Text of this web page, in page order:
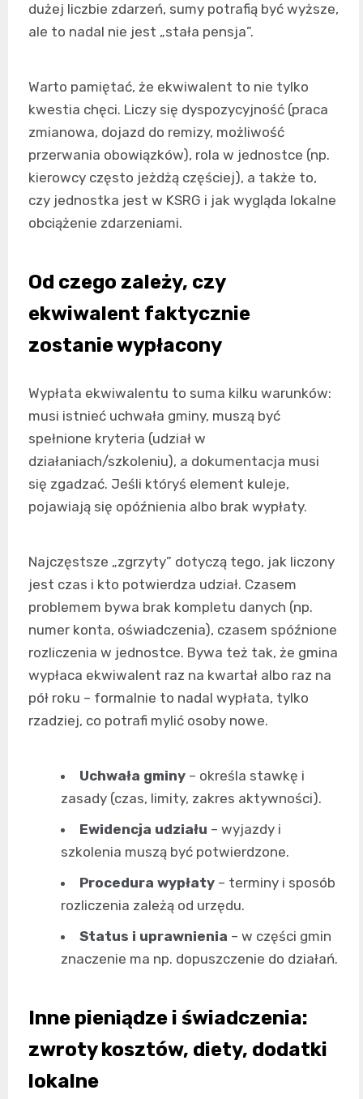
dużej liczbie zdarzeń, sumy potrafią być wyższe,
ale to nadal nie jest „stała pensja”.
Warto pamiętać, że ekwiwalent to nie tylko
kwestia chęci. Liczy się dyspozycyjność (praca
zmianowa, dojazd do remizy, możliwość
przerwania obowiązków), rola w jednostce (np.
kierowcy często jeżdżą częściej), a także to,
czy jednostka jest w KSRG i jak wygląda lokalne
obciążenie zdarzeniami.
Od czego zależy, czy
ekwiwalent faktycznie
zostanie wypłacony
Wypłata ekwiwalentu to suma kilku warunków:
musi istnieć uchwała gminy, muszą być
spełnione kryteria (udział w
działaniach/szkoleniu), a dokumentacja musi
się zgadzać. Jeśli któryś element kuleje,
pojawiają się opóźnienia albo brak wypłaty.
Najczęstsze „zgrzyty” dotyczą tego, jak liczony
jest czas i kto potwierdza udział. Czasem
problemem bywa brak kompletu danych (np.
numer konta, oświadczenia), czasem spóźnione
rozliczenia w jednostce. Bywa też tak, że gmina
wypłaca ekwiwalent raz na kwartał albo raz na
pół roku – formalnie to nadal wypłata, tylko
rzadziej, co potrafi mylić osoby nowe.
Uchwała gminy – określa stawkę i
zasady (czas, limity, zakres aktywności).
Ewidencja udziału – wyjazdy i
szkolenia muszą być potwierdzone.
Procedura wypłaty – terminy i sposób
rozliczenia zależą od urzędu.
Status i uprawnienia – w części gmin
znaczenie ma np. dopuszczenie do działań.
Inne pieniądze i świadczenia:
zwroty kosztów, diety, dodatki
lokalne